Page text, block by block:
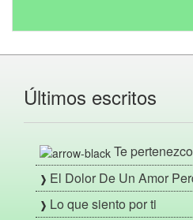
Últimos escritos
Te pertenezco
El Dolor De Un Amor
Lo que siento por ti